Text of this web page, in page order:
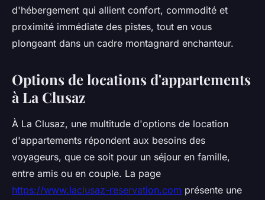
d'hébergement qui allient confort, commodité et
proximité immédiate des pistes, tout en vous
plongeant dans un cadre montagnard enchanteur.
Options de locations d'appartements
à La Clusaz
À La Clusaz, une multitude d'options de location
d'appartements répondent aux besoins des
voyageurs, que ce soit pour un séjour en famille,
entre amis ou en couple. La page
https://www.laclusaz-reservation.com présente une